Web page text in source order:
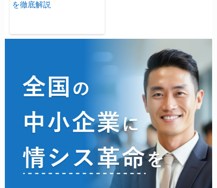
を徹底解説